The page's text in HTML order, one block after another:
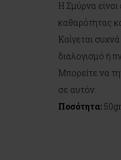
Η Σμύρνα
καθαρότητας
Καίγεται
διαλογισμό ή
Μπορείτε να
σε αυτόν.
Ποσότητα: 50gr